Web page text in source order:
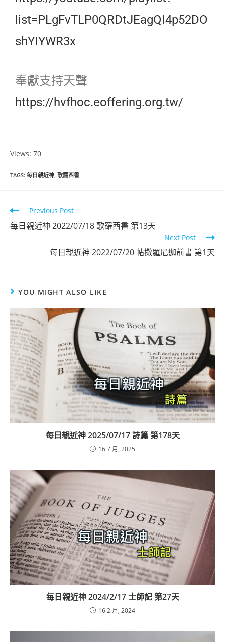
list=PLgFvTLP0QRDtJEagQI4p52DO
shYIYWR3x
奉獻支持天聲
https://hvfhoc.eoffering.org.tw/
Views: 70
TAGS: 每日親近神, 歌羅西書
Previous Post
每日親近神 2022/07/18 歌羅西書 第13天
Next Post
每日親近神 2022/07/20 帖撒羅尼迦前書 第1天
YOU MIGHT ALSO LIKE
每日親近神 2025/07/17 詩篇 第178天
16 7 月, 2025
每日親近神 2024/2/17 士師記 第27天
16 2 月, 2024